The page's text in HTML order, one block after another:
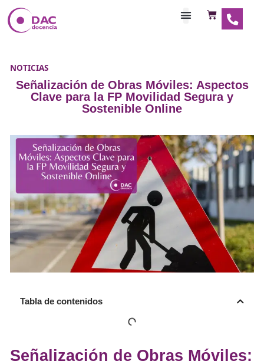
NOTICIAS
Señalización de Obras Móviles:
Clave para la FP Movilidad
Tabla de contenidos